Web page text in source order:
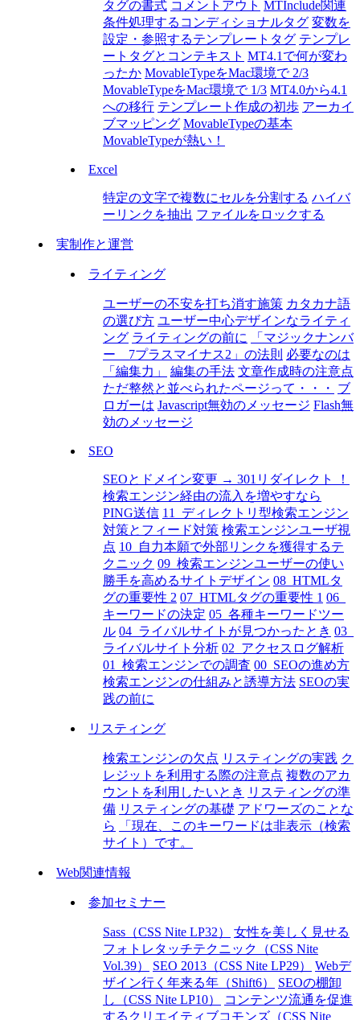
タグの書式 コメントアウト MTInclude関連
条件処理するコンディショナルタグ 変数を
設定・参照するテンプレートタグ テンプレ
ートタグとコンテキスト MT4.1で何が変わ
ったか MovableTypeをMac環境で 2/3
MovableTypeをMac環境で 1/3 MT4.0から4.1
への移行 テンプレート作成の初歩 アーカイ
ブマッピング MovableTypeの基本
MovableTypeが熱い！
Excel
特定の文字で複数にセルを分割する ハイバ
ーリンクを抽出 ファイルをロックする
実制作と運営
ライティング
ユーザーの不安を打ち消す施策 カタカナ語
の選び方 ユーザー中心デザインなライティ
ング ライティングの前に
「マジックナンバ
ー 7プラスマイナス2」の法則 必要なのは
「編集力」
編集の手法 文章作成時の注意点
ただ整然と並べられたページって・・・
ブ
ロガーは Javascript無効のメッセージ Flash無
効のメッセージ
SEO
SEOとドメイン変更 → 301リダイレクト ！
検索エンジン経由の流入を増やすなら
PING送信 11_ディレクトリ型検索エンジン
対策とフィード対策 検索エンジンユーザ視
点 10_自力本願で外部リンクを獲得するテ
クニック 09_検索エンジンユーザーの使い
勝手を高めるサイトデザイン 08_HTMLタ
グの重要性 2 07_HTMLタグの重要性 1 06_
キーワードの決定 05_各種キーワードツー
ル 04_ライバルサイトが見つかったとき 03_
ライバルサイト分析 02_アクセスログ解析
01_検索エンジンでの調査 00_SEOの進め方
検索エンジンの仕組みと誘導方法 SEOの実
践の前に
リスティング
検索エンジンの欠点 リスティングの実践 ク
レジットを利用する際の注意点 複数のアカ
ウントを利用したいとき リスティングの準
備 リスティングの基礎 アドワーズのことな
ら
「現在、このキーワードは非表示（検索
サイト）です。
Web関連情報
参加セミナー
Sass（CSS Nite LP32）
女性を美しく見せる
フォトレタッチテクニック（CSS Nite
Vol.39）
SEO 2013（CSS Nite LP29）
Webデ
ザイン行く年来る年（Shift6）
SEOの棚卸
し（CSS Nite LP10）
コンテンツ流通を促進
するクリエイティブコモンズ（CSS Nite